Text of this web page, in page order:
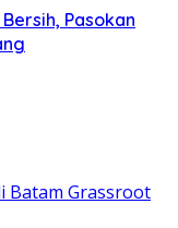
Pasokan